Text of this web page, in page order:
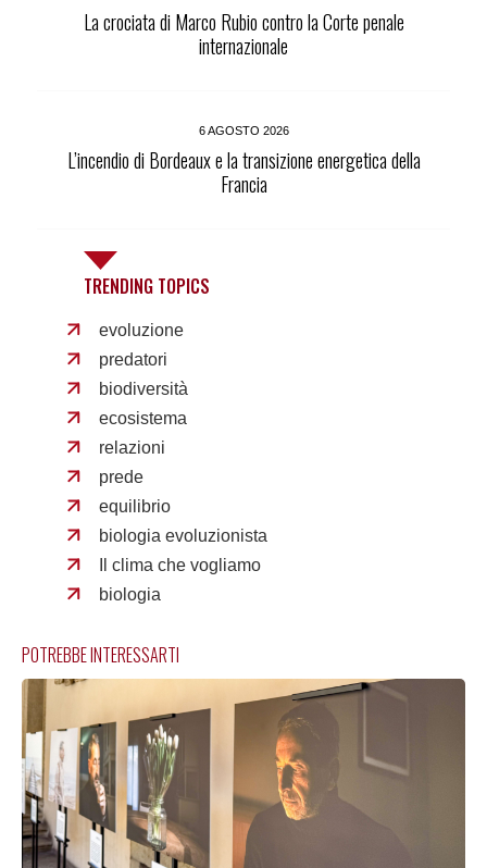
La crociata di Marco Rubio contro la Corte penale
internazionale
6 AGOSTO 2026
L’incendio di Bordeaux e la transizione energetica della
Francia
TRENDING TOPICS
evoluzione
predatori
biodiversità
ecosistema
relazioni
prede
equilibrio
biologia evoluzionista
Il clima che vogliamo
biologia
POTREBBE INTERESSARTI